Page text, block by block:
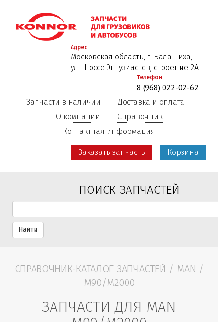
к
основному
Адрес
Московская область, г. Балашиха,
ул. Шоссе Энтузиастов, строение 2А
Телефон
8 (968) 022-02-62
Запчасти в наличии
Доставка и оплата
О компании
Справочник
Контактная информация
Заказать запчасть Корзина
ПОИСК ЗАПЧАСТЕЙ
Найти
СПРАВОЧНИК-КАТАЛОГ ЗАПЧАСТЕЙ / MAN /
M90/M2000
ЗАПЧАСТИ ДЛЯ MAN